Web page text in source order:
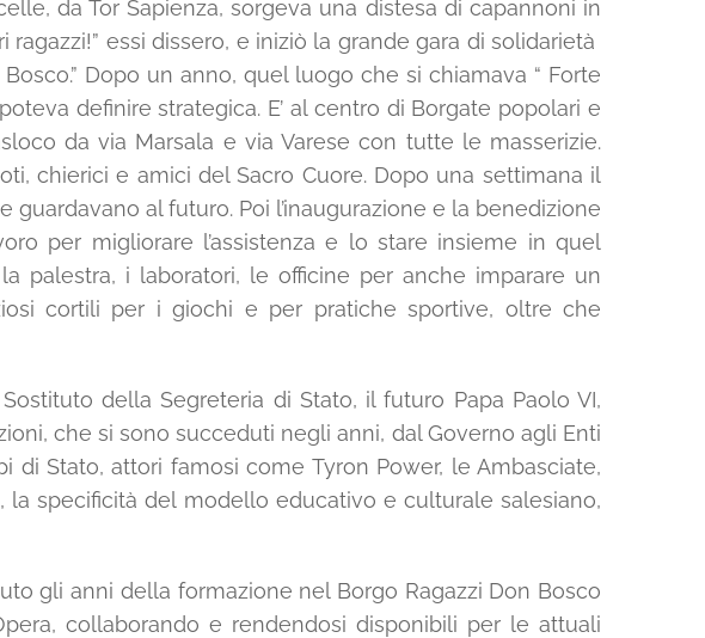
da Tor Sapienza, sorgeva una distesa di capannoni in
essi dissero, e iniziò la grande gara di solidarietà
Dopo un anno, quel luogo che si chiamava “ Forte
definire strategica. E’ al centro di Borgate popolari e
da via Marsala e via Varese con tutte le masserizie.
chierici e amici del Sacro Cuore. Dopo una settimana il
al futuro. Poi l’inaugurazione e la benedizione
per migliorare l’assistenza e lo stare insieme in quel
palestra, i laboratori, le officine per anche imparare un
cortili per i giochi e per pratiche sportive, oltre che
della Segreteria di Stato, il futuro Papa Paolo VI,
che si sono succeduti negli anni, dal Governo agli Enti
di Stato, attori famosi come Tyron Power, le Ambasciate,
specificità del modello educativo e culturale salesiano,
gli anni della formazione nel Borgo Ragazzi Don Bosco
collaborando e rendendosi disponibili per le attuali